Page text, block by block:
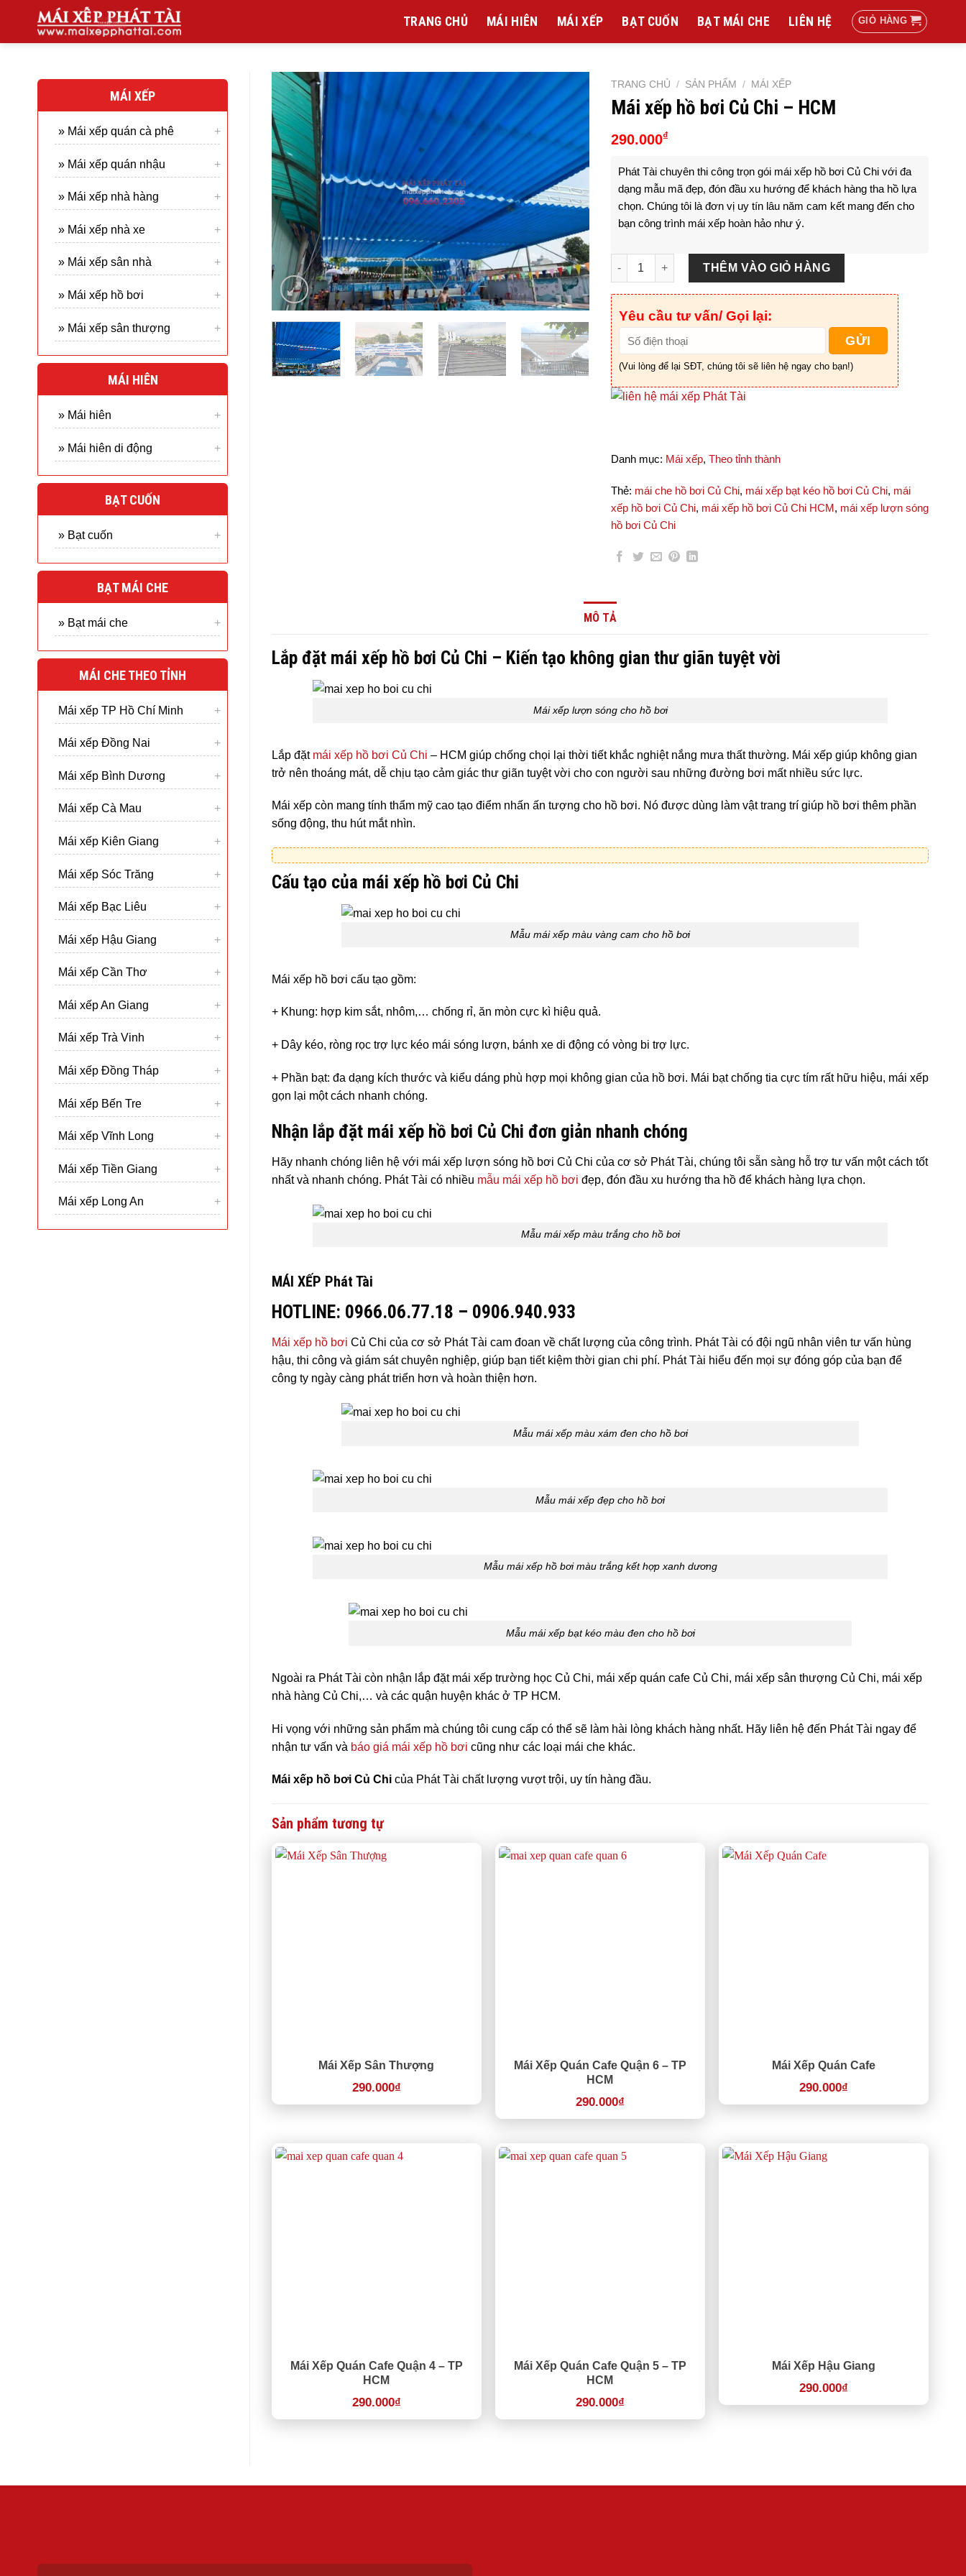
content
TRANG CHỦ MÁI HIÊN MÁI XẾP BẠT CUỐN BẠT MÁI CHE LIÊN HỆ GIỎ HÀNG
MÁI XẾP
» Mái xếp quán cà phê
» Mái xếp quán nhậu
» Mái xếp nhà hàng
» Mái xếp nhà xe
» Mái xếp sân nhà
» Mái xếp hồ bơi
» Mái xếp sân thượng
MÁI HIÊN
» Mái hiên
» Mái hiên di động
BẠT CUỐN
» Bạt cuốn
BẠT MÁI CHE
» Bạt mái che
MÁI CHE THEO TỈNH
Mái xếp TP Hồ Chí Minh
Mái xếp Đồng Nai
Mái xếp Bình Dương
Mái xếp Cà Mau
Mái xếp Kiên Giang
Mái xếp Sóc Trăng
Mái xếp Bạc Liêu
Mái xếp Hậu Giang
Mái xếp Cần Thơ
Mái xếp An Giang
Mái xếp Trà Vinh
Mái xếp Đồng Tháp
Mái xếp Bến Tre
Mái xếp Vĩnh Long
Mái xếp Tiền Giang
Mái xếp Long An
TRANG CHỦ / SẢN PHẨM / MÁI XẾP
Mái xếp hồ bơi Củ Chi – HCM
290.000₫
Phát Tài chuyên thi công trọn gói mái xếp hồ bơi Củ Chi với đa
dạng mẫu mã đẹp, đón đầu xu hướng để khách hàng tha hồ lựa
chọn. Chúng tôi là đơn vị uy tín lâu năm cam kết mang đến cho
bạn công trình mái xếp hoàn hảo như ý.
Mái xếp hồ bơi Củ Chi - HCM số lượng
THÊM VÀO GIỎ HÀNG
Yêu cầu tư vấn/ Gọi lại:
(Vui lòng để lại SĐT, chúng tôi sẽ liên hệ ngay cho bạn!)
Danh mục: Mái xếp, Theo tỉnh thành
Thẻ: mái che hồ bơi Củ Chi, mái xếp bạt kéo hồ bơi Củ Chi, mái
xếp hồ bơi Củ Chi, mái xếp hồ bơi Củ Chi HCM, mái xếp lượn sóng
hồ bơi Củ Chi
MÔ TẢ
Lắp đặt mái xếp hồ bơi Củ Chi – Kiến tạo không gian thư giãn tuyệt vời
Mái xếp lượn sóng cho hồ bơi
Lắp đặt mái xếp hồ bơi Củ Chi – HCM giúp chống chọi lại thời tiết khắc nghiệt nắng mưa thất thường. Mái xếp giúp không gian
trở nên thoáng mát, dễ chịu tạo cảm giác thư giãn tuyệt vời cho con người sau những đường bơi mất nhiều sức lực.
Mái xếp còn mang tính thẩm mỹ cao tạo điểm nhấn ấn tượng cho hồ bơi. Nó được dùng làm vật trang trí giúp hồ bơi thêm phần
sống động, thu hút mắt nhìn.
Cấu tạo của mái xếp hồ bơi Củ Chi
Mẫu mái xếp màu vàng cam cho hồ bơi
Mái xếp hồ bơi cấu tạo gồm:
+ Khung: hợp kim sắt, nhôm,… chống rỉ, ăn mòn cực kì hiệu quả.
+ Dây kéo, ròng rọc trợ lực kéo mái sóng lượn, bánh xe di động có vòng bi trợ lực.
+ Phần bạt: đa dạng kích thước và kiểu dáng phù hợp mọi không gian của hồ bơi. Mái bạt chống tia cực tím rất hữu hiệu, mái xếp
gọn lại một cách nhanh chóng.
Nhận lắp đặt mái xếp hồ bơi Củ Chi đơn giản nhanh chóng
Hãy nhanh chóng liên hệ với mái xếp lượn sóng hồ bơi Củ Chi của cơ sở Phát Tài, chúng tôi sẵn sàng hỗ trợ tư vấn một cách tốt
nhất và nhanh chóng. Phát Tài có nhiều mẫu mái xếp hồ bơi đẹp, đón đầu xu hướng tha hồ để khách hàng lựa chọn.
Mẫu mái xếp màu trắng cho hồ bơi
MÁI XẾP Phát Tài
HOTLINE: 0966.06.77.18 – 0906.940.933
Mái xếp hồ bơi Củ Chi của cơ sở Phát Tài cam đoan về chất lượng của công trình. Phát Tài có đội ngũ nhân viên tư vấn hùng
hậu, thi công và giám sát chuyên nghiệp, giúp bạn tiết kiệm thời gian chi phí. Phát Tài hiểu đến mọi sự đóng góp của bạn để
công ty ngày càng phát triển hơn và hoàn thiện hơn.
Mẫu mái xếp màu xám đen cho hồ bơi
Mẫu mái xếp đẹp cho hồ bơi
Mẫu mái xếp hồ bơi màu trắng kết hợp xanh dương
Mẫu mái xếp bạt kéo màu đen cho hồ bơi
Ngoài ra Phát Tài còn nhận lắp đặt mái xếp trường học Củ Chi, mái xếp quán cafe Củ Chi, mái xếp sân thượng Củ Chi, mái xếp
nhà hàng Củ Chi,… và các quận huyện khác ở TP HCM.
Hi vọng với những sản phẩm mà chúng tôi cung cấp có thể sẽ làm hài lòng khách hàng nhất. Hãy liên hệ đến Phát Tài ngay để
nhận tư vấn và báo giá mái xếp hồ bơi cũng như các loại mái che khác.
Mái xếp hồ bơi Củ Chi của Phát Tài chất lượng vượt trội, uy tín hàng đầu.
Sản phẩm tương tự
Mái Xếp Sân Thượng
290.000₫
Mái Xếp Quán Cafe Quận 6 – TP
HCM
290.000₫
Mái Xếp Quán Cafe
290.000₫
Mái Xếp Quán Cafe Quận 4 – TP
HCM
290.000₫
Mái Xếp Quán Cafe Quận 5 – TP
HCM
290.000₫
Mái Xếp Hậu Giang
290.000₫